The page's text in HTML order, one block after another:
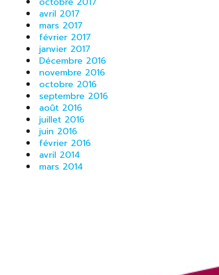
avril 2017
mars 2017
février 2017
janvier 2017
Décembre 2016
novembre 2016
octobre 2016
septembre 2016
août 2016
juillet 2016
juin 2016
février 2016
avril 2014
mars 2014